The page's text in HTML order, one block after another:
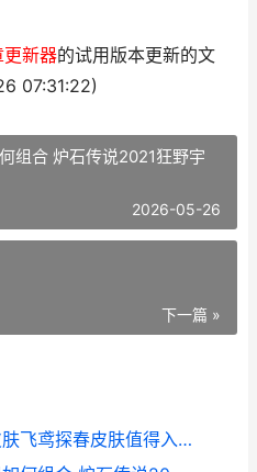
更新器的试用版本更新的文
07:31:22)
组合 炉石传说2021狂野宇
2026-05-26
下一篇 »
王者荣耀荣耀李元芳新皮肤飞鸢探春皮肤值得入手吗 王者荣耀荣耀李策可以一次领两个皮肤吗